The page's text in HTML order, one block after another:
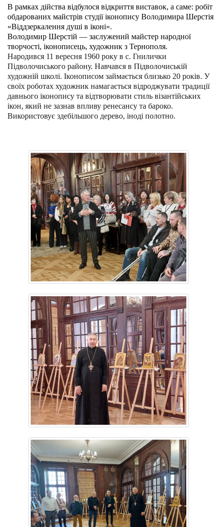
В рамках дійства відбулося відкриття виставок, а саме: робіт
обдарованих майстрів студії іконопису Володимира Шерстія
«Віддзеркалення душі в іконі».
Володимир Шерстій — заслужений майстер народної
творчості, іконописець, художник з Тернополя.
Народився 11 вересня 1960 року в с. Гнилички
Підволочиського району. Навчався в Підволочиській
художній школі. Іконописом займається близько 20 років. У
своїх роботах художник намагається відроджувати традиції
давнього іконопису та відтворювати стиль візантійських
ікон, який не зазнав впливу ренесансу та бароко.
Використовує здебільшого дерево, іноді полотно.